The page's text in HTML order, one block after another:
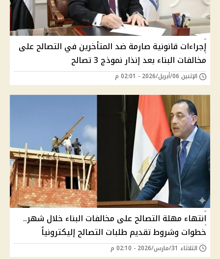
إجراءات قانونية صارمة ضد المتأخرين في التصالح على
مخالفات البناء بعد إنذار نموذج 3 تصالح
الإثنين 06/أبريل/2026 - 02:01 م
انتهاء مهلة التصالح على مخالفات البناء خلال شهر..
خطوات وشروط تقديم طلبات التصالح إليكترونياً
الثلاثاء 31/مارس/2026 - 02:10 م